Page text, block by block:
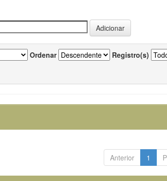
Ordenar Registro(s)
Anterior 1